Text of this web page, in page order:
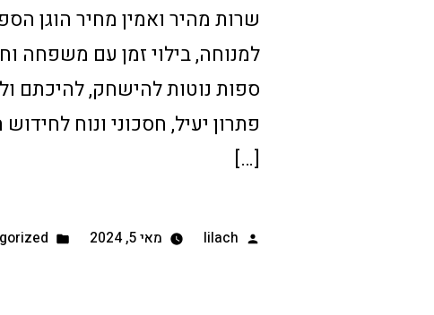
שרות מהיר ואמין מחיר הוגן
למנוחה, בילוי זמן עם משפחה
ספות נוטות להישחק, להיכתם
פתרון יעיל, חסכוני ונוח
[…]
lilach מאי 5, 2024